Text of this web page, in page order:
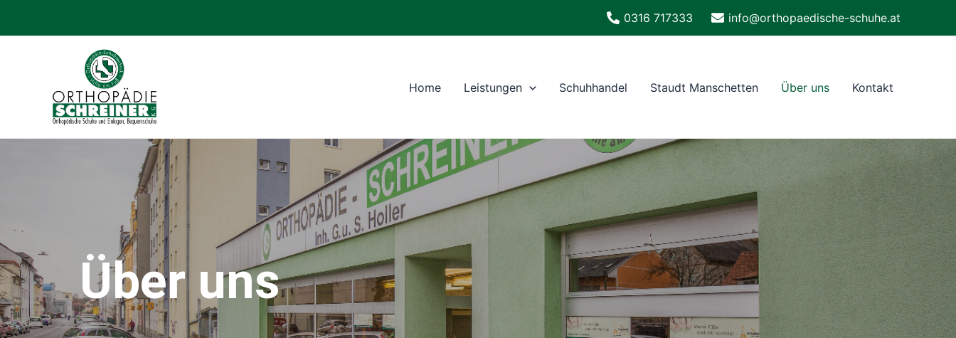
0316 717333 info@orthopaedische-schuhe.at
Home Leistungen Schuhhandel Staudt Manschetten Über uns Kontakt
Über uns